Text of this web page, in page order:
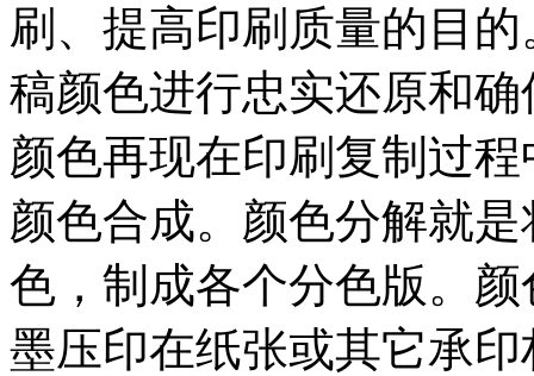
刷、提高印刷质量的目
稿颜色进行忠实还原和
颜色再现在印刷复制过
颜色合成。颜色分解就
色，制成各个分色版。
墨压印在纸张或其它承